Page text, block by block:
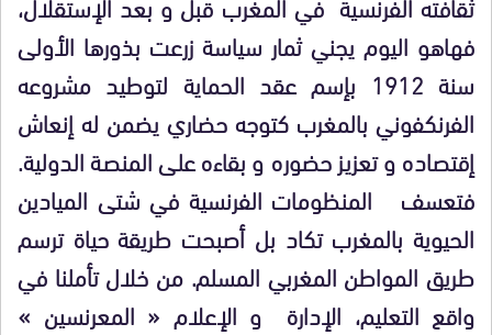
فهاهو اليوم يجني ثمار سياسة زرعت بذورها الأولى
سنة 1912 بإسم عقد الحماية لتوطيد مشروعه
الفرنكفوني بالمغرب كتوجه حضاري يضمن له إنعاش
إقتصاده و تعزيز حضوره و بقاءه على المنصة الدولية.
فتعسف المنظومات الفرنسية في شتى الميادين
الحيوية بالمغرب تكاد بل أصبحت طريقة حياة ترسم
طريق المواطن المغربي المسلم. من خلال تأملنا في
واقع التعليم، الإدارة و الإعلام « المعرنسين »